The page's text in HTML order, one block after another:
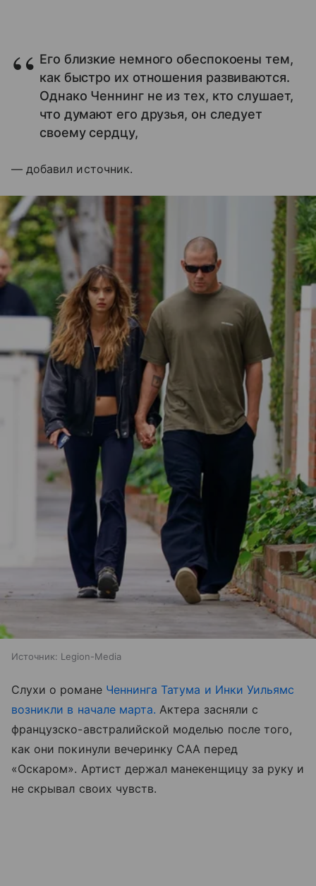
Его близкие немного обеспокоены тем,
как быстро их отношения развиваются.
Однако Ченнинг не из тех, кто слушает,
что думают его друзья, он следует
своему сердцу,
— добавил источник.
Источник: Legion-Media
Слухи о романе Ченнинга Татума и Инки Уильямс
возникли в начале марта. Актера засняли с
французско-австралийской моделью после того,
как они покинули вечеринку CAA перед
«Оскаром». Артист держал манекенщицу за руку и
не скрывал своих чувств.